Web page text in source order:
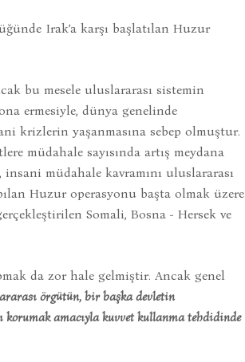
Irak’a karşı başlatılan Huzur
bu mesele uluslararası sistemin
ermesiyle, dünya genelinde
krizlerin yaşanmasına sebep olmuştur.
müdahale sayısında artış meydana
müdahale kavramını uluslararası
Huzur operasyonu başta olmak üzere
Somali, Bosna - Hersek ve
da zor hale gelmiştir. Ancak genel
örgütün, bir başka devletin
korumak amacıyla kuvvet kullanma tehdidinde